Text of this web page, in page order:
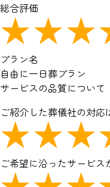
総合評価
プラン名
自由に一日葬プラン
サービスの品質について
ご紹介した葬儀社の対応
ご希望に沿ったサービス